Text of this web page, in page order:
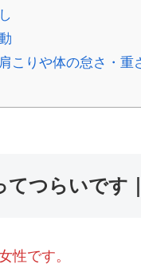
こりや体の怠さ・重
てつらいです
性です。